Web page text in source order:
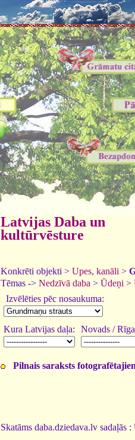
Latvijas Daba un
kultūrvēsture
Konkrēti objekti > Upes, kanāli >
Tēmas -> Nedzīvā daba > Ūdeņi >
Izvēlēties pēc nosaukuma:
Kura Latvijas daļa: Novads /
Pilnais saraksts
Skatāms daba.dziedava.lv sadaļās :